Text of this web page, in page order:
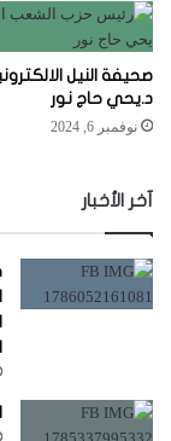
صحيفة النيل
د.يحي حاج نور
نوفمبر 6, 2024
آخر الأخبار